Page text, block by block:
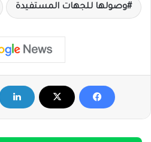
وصولها للجهات المستفيدة